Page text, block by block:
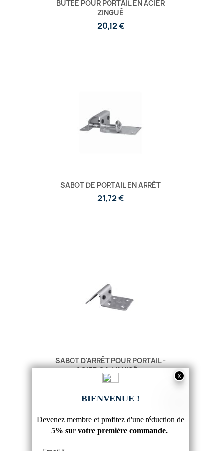
BUTÉE POUR PORTAIL EN ACIER
ZINGUÉ
20,12 €
SABOT DE PORTAIL EN ARRÊT
21,72 €
SABOT D'ARRÊT POUR PORTAIL -
ACIER GALVANISÉ,...
18,43 €